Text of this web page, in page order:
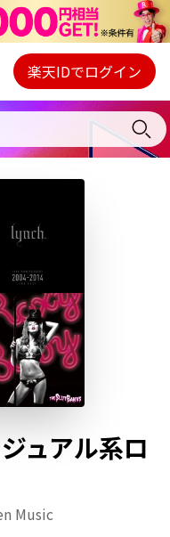
Webプレイヤー
ご契約内容の確認・変更
楽天IDでログイン
ュアル系ロ
Music